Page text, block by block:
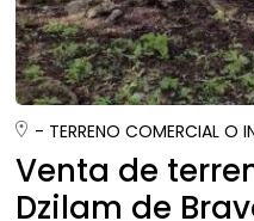
- TERRENO COMERCIAL O
Venta de
Dzilam de